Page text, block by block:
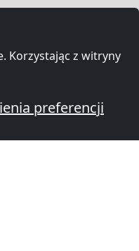
Korzystając z witryny
preferencji